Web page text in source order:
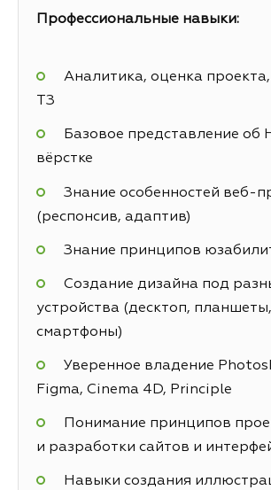
Профессиональные навыки:
Аналитика, оценка
ТЗ
Базовое представление об
вёрстке
Знание особенностей веб-
(респонсив, адаптив)
Знание принципов
Создание дизайна под
устройства (десктоп, планшеты,
смартфоны)
Уверенное владение
Figma, Cinema 4D, Principle
Понимание принципов
и разработки сайтов и
Навыки создания